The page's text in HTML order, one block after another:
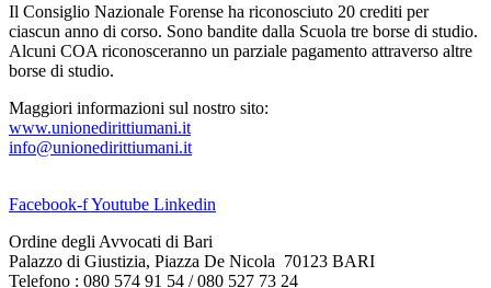
Il Consiglio Nazionale Forense ha riconosciuto 20 crediti per
ciascun anno di corso. Sono bandite dalla Scuola tre borse di studio.
Alcuni COA riconosceranno un parziale pagamento attraverso altre
borse di studio.
Maggiori informazioni sul nostro sito:
www.unionedirittiumani.it
info@unionedirittiumani.it
Facebook-fYoutube Linkedin
Ordine degli Avvocati di Bari
Palazzo di Giustizia, Piazza De Nicola 70123 BARI
Telefono : 080 574 91 54 / 080 527 73 24